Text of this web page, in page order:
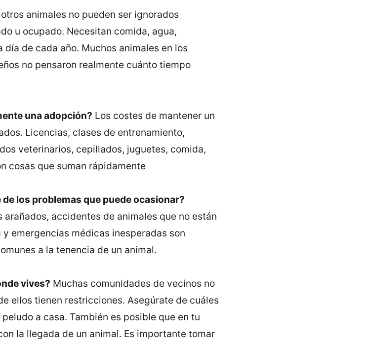
animales no pueden ser ignorados
u ocupado. Necesitan comida, agua,
de cada año. Muchos animales en los
no pensaron realmente cuánto tiempo
una adopción? Los costes de mantener un
Licencias, clases de entrenamiento,
veterinarios, cepillados, juguetes, comida,
cosas que suman rápidamente
los problemas que puede ocasionar?
accidentes de animales que no están
emergencias médicas inesperadas son
a la tenencia de un animal.
vives? Muchas comunidades de vecinos no
ellos tienen restricciones. Asegúrate de cuáles
a casa. También es posible que en tu
la llegada de un animal. Es importante tomar